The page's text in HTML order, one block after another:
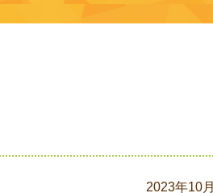
2023年10月